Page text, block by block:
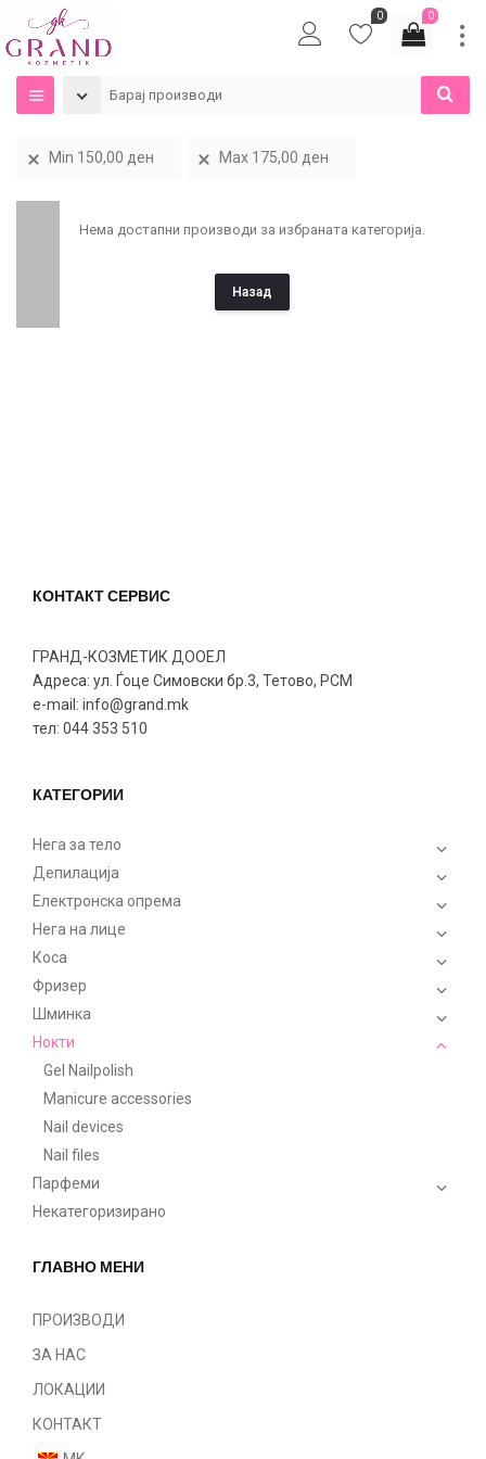
0
0
Min 150,00 ден Max 175,00 ден
Нема достапни производи за избраната категорија.
Назад
КОНТАКТ СЕРВИС
ГРАНД-КОЗМЕТИК ДООЕЛ
Адреса: ул. Ѓоце Симовски бр.3, Тетово, РСМ
e-mail: info@grand.mk
тел: 044 353 510
КАТЕГОРИИ
Нега за тело
Депилација
Електронска опрема
Нега на лице
Коса
Фризер
Шминка
Нокти
Gel Nailpolish
Manicure accessories
Nail devices
Nail files
Парфеми
Некатегоризирано
ГЛАВНО МЕНИ
ПРОИЗВОДИ
ЗА НАС
ЛОКАЦИИ
КОНТАКТ